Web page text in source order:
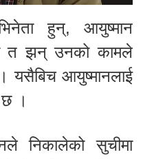
हुन्, आयुष्मान
त झन् उनको कामले
यसैबिच आयुष्मानलाई
।
निकालेको सुचीमा